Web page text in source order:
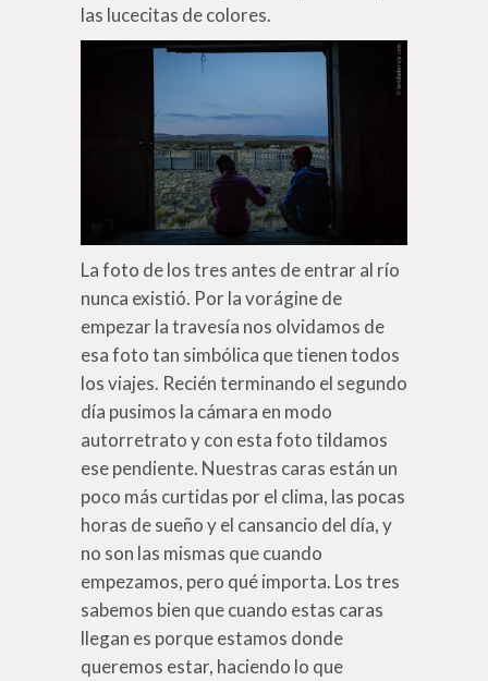
las lucecitas de colores.
La foto de los tres antes de entrar al río
nunca existió. Por la vorágine de
empezar la travesía nos olvidamos de
esa foto tan simbólica que tienen todos
los viajes. Recién terminando el segundo
día pusimos la cámara en modo
autorretrato y con esta foto tildamos
ese pendiente. Nuestras caras están un
poco más curtidas por el clima, las pocas
horas de sueño y el cansancio del día, y
no son las mismas que cuando
empezamos, pero qué importa. Los tres
sabemos bien que cuando estas caras
llegan es porque estamos donde
queremos estar, haciendo lo que